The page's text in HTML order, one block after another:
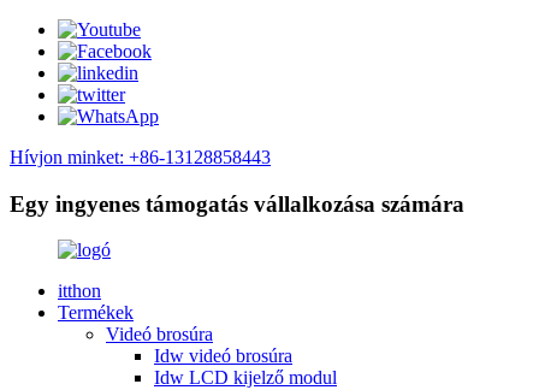
Hívjon minket: +86-13128858443
Egy ingyenes támogatás vállalkozása számára
itthon
Termékek
Videó brosúra
Idw videó brosúra
Idw LCD kijelző modul